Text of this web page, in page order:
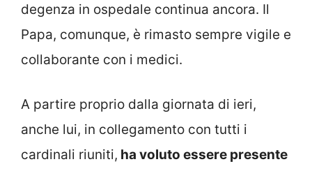
degenza in ospedale continua ancora. Il
Papa, comunque, è rimasto sempre vigile e
collaborante con i medici.
A partire proprio dalla giornata di ieri,
anche lui, in collegamento con tutti i
cardinali riuniti, ha voluto essere presente